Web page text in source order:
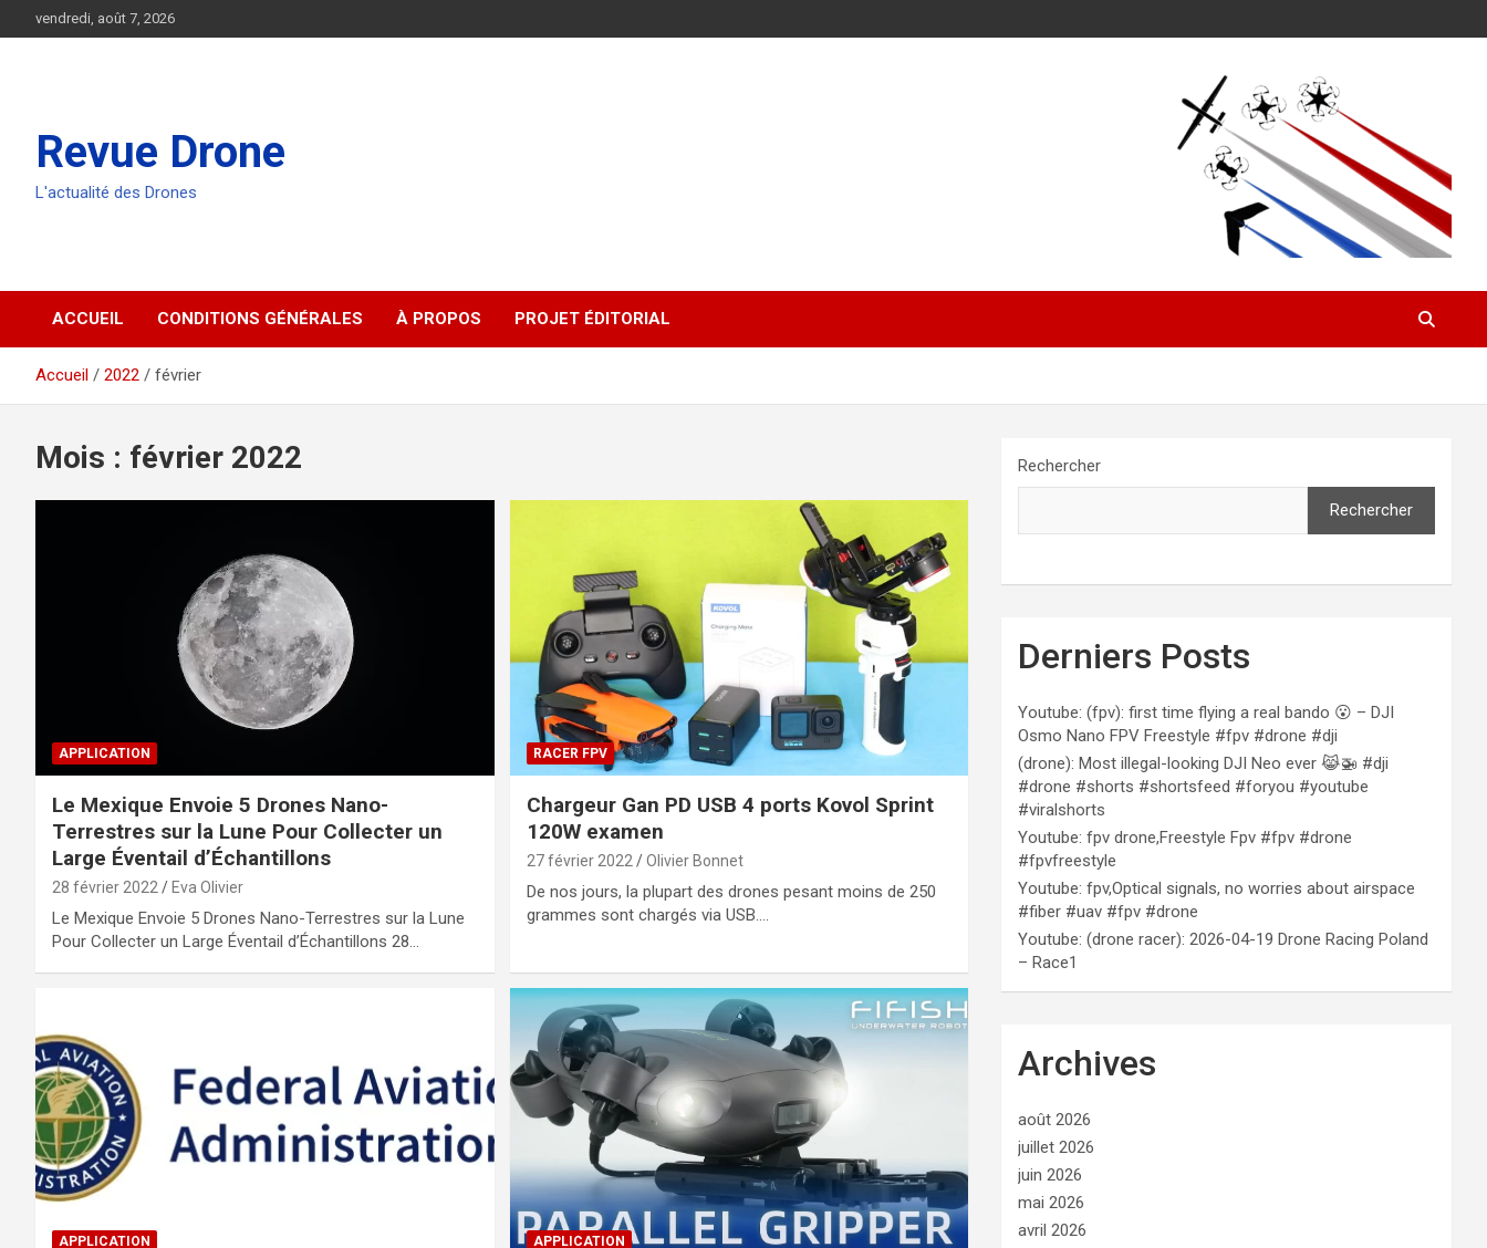
au
vendredi, août 7, 2026
Revue Drone
L'actualité des Drones
ACCUEIL CONDITIONS GÉNÉRALES À PROPOS PROJET ÉDITORIAL
Accueil 2022 février
Mois : février 2022
APPLICATION
Le Mexique Envoie 5 Drones Nano-
Terrestres sur la Lune Pour Collecter un
Large Éventail d’Échantillons
28 février 2022 Eva Olivier
Le Mexique Envoie 5 Drones Nano-Terrestres sur la Lune
Pour Collecter un Large Éventail d’Échantillons 28…
RACER FPV
Chargeur Gan PD USB 4 ports Kovol Sprint
120W examen
27 février 2022 Olivier Bonnet
De nos jours, la plupart des drones pesant moins de 250
grammes sont chargés via USB.…
APPLICATION APPLICATION
Rechercher
Rechercher
Derniers Posts
Youtube: (fpv): first time flying a real bando 😮 – DJI
Osmo Nano FPV Freestyle #fpv #drone #dji
(drone): Most illegal-looking DJI Neo ever 😹🚁 #dji
#drone #shorts #shortsfeed #foryou #youtube
#viralshorts
Youtube: fpv drone,Freestyle Fpv #fpv #drone
#fpvfreestyle
Youtube: fpv,Optical signals, no worries about airspace
#fiber #uav #fpv #drone
Youtube: (drone racer): 2026-04-19 Drone Racing Poland
– Race1
Archives
août 2026
juillet 2026
juin 2026
mai 2026
avril 2026